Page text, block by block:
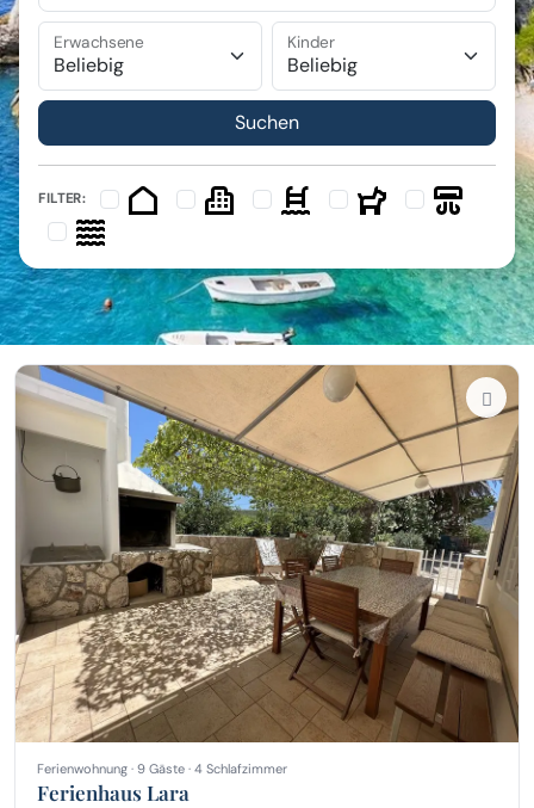
Erwachsene Kinder
FILTER:
Ferienwohnung · 9 Gäste · 4 Schlafzimmer
Ferienhaus Lara